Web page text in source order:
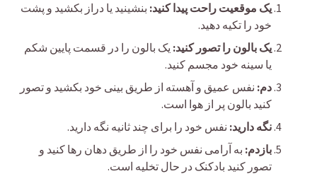
یک موقعیت راحت پیدا کنید: بنشینید یا دراز بکشید و پشت
خود را تکیه دهید.
یک بالون را تصور کنید:یک بالون را در قسمت پایین شکم
یا سینه خود مجسم کنید.
دم: نفس عمیق و آهسته از طریق بینی خود بکشید و تصور
کنید بالون پر از هوا است.
نگه دارید: نفس خود را برای چند ثانیه نگه دارید.
بازدم: به آرامی نفس خود را از طریق دهان رها کنید و
تصور کنید بادکنک در حال تخلیه است.